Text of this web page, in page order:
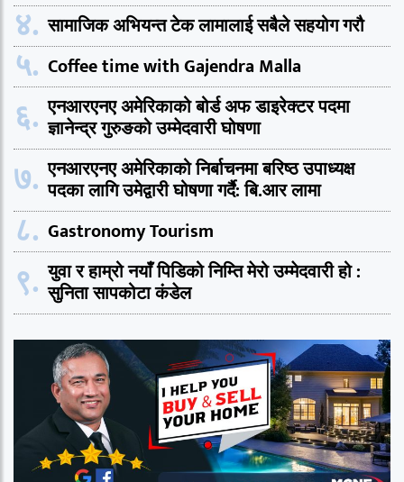
४. सामाजिक अभियन्त टेक लामालाई सबैले सहयोग गरौ
५. Coffee time with Gajendra Malla
६. एनआरएनए अमेरिकाको बोर्ड अफ डाइरेक्टर पदमा
ज्ञानेन्द्र गुरुङको उम्मेदवारी घोषणा
७. एनआरएनए अमेरिकाको निर्बाचनमा बरिष्ठ उपाध्यक्ष
पदका लागि उमेद्वारी घोषणा गर्दै: बि.आर लामा
८. Gastronomy Tourism
९. युवा र हाम्रो नयाँ पिडिको निम्ति मेरो उम्मेदवारी हो :
सुनिता सापकोटा कंडेल